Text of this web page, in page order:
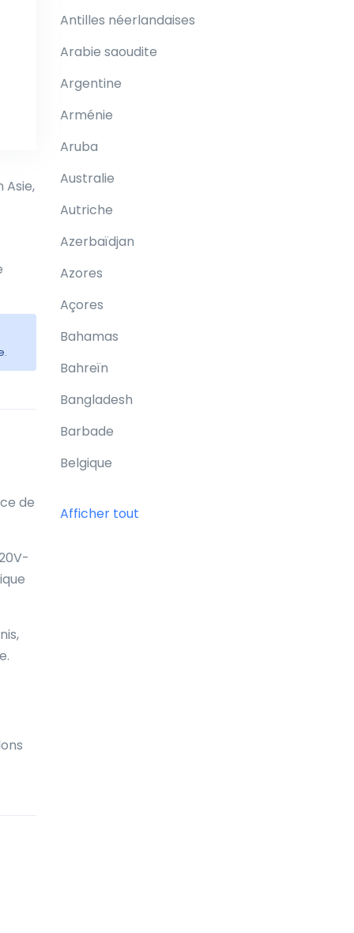
Asie,
de
Antilles néerlandaises
Arabie saoudite
Argentine
Arménie
Aruba
Australie
Autriche
Azerbaïdjan
Azores
Açores
Bahamas
Bahreïn
Bangladesh
Barbade
Belgique
Afficher tout